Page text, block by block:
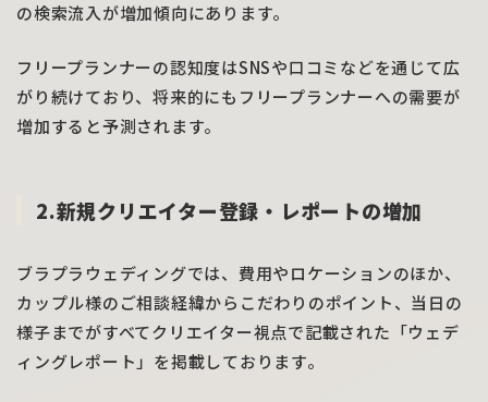
の検索流入が増加傾向にあります。
フリープランナーの認知度はSNSや口コミなどを通じて広
がり続けており、将来的にもフリープランナーへの需要が
増加すると予測されます。
2.新規クリエイター登録・レポートの増加
ブラプラウェディングでは、費用やロケーションのほか、
カップル様のご相談経緯からこだわりのポイント、当日の
様子までがすべてクリエイター視点で記載された「ウェデ
ィングレポート」を掲載しております。